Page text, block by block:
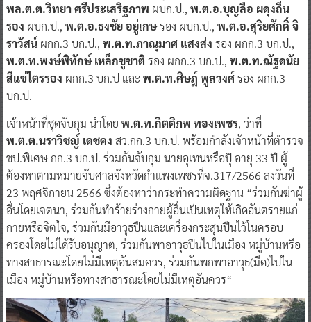
พล.ต.ต.วิทยา ศรีประเสริฐภาพ ผบก.ป., พ.ต.อ.บุญลือ ผดุงถิ่น
รอง ผบก.ป., พ.ต.อ.ธงชัย อยู่เกษรอง ผบก.ป., พ.ต.อ.สุริยศักดิ์ จิ
ราวัสน์ผกก.3 บก.ป., พ.ต.ท.ภาณุมาศ แสงส่ง รอง ผกก.3 บก.ป.,
พ.ต.ท.พงษ์พิทักษ์ เหล็กชูชาติ รอง ผกก.3 บก.ป., พ.ต.ท.ณัฐดนัย
สีแข่ไตรรอง ผกก.3 บก.ป และพ.ต.ท.ศิษฎ์ พูลวงศ์รอง ผกก.3
บก.ป.
เจ้าหน้าที่ชุดจับกุม นำโดย พ.ต.ท.กิตติภพ ทองเพชร, ว่าที่
พ.ต.ต.นราวิชญ์ เดชคง สว.กก.3 บก.ป. พร้อมกำลังเจ้าหน้าที่ตำรวจ
ชป.พิเศษ กก.3 บก.ป. ร่วมกันจับกุม นายอุเทนหรือปุ๊ อายุ 33 ปี ผู้
ต้องหาตามหมายจับศาลจังหวัดกำแพงเพชรที่จ.317/2566 ลงวันที่
23 พฤศจิกายน 2566 ซึ่งต้องหาว่ากระทำความผิดฐาน “ร่วมกันฆ่าผู้
อื่นโดยเจตนา, ร่วมกันทำร้ายร่างกายผู้อื่นเป็นเหตุให้เกิดอันตรายแก่
กายหรือจิตใจ, ร่วมกันมีอาวุธปืนและเครื่องกระสุนปืนไว้ในครอบ
ครองโดยไม่ได้รับอนุญาต, ร่วมกันพาอาวุธปืนไปในเมือง หมู่บ้านหรือ
ทางสาธารณะโดยไม่มีเหตุอันสมควร, ร่วมกันพกพาอาวุธ(มีด)ไปใน
เมือง หมู่บ้านหรือทางสาธารณะโดยไม่มีเหตุอันควร“